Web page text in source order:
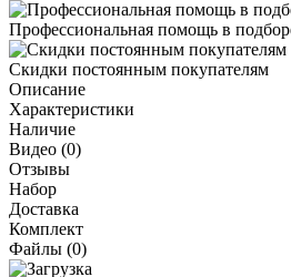
Профессиональная помощь в
Скидки постоянным покупателям
Описание
Характеристики
Наличие
Видео (0)
Отзывы
Набор
Доставка
Комплект
Файлы (0)